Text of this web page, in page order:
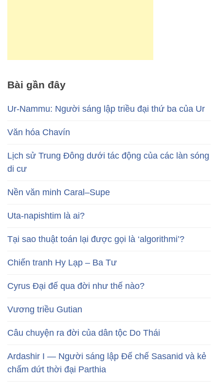
Bài gần đây
Ur-Nammu: Người sáng lập triều đại thứ ba của Ur
Văn hóa Chavín
Lịch sử Trung Đông dưới tác động của các làn sóng
di cư
Nền văn minh Caral–Supe
Uta-napishtim là ai?
Tại sao thuật toán lại được gọi là ‘algorithmi’?
Chiến tranh Hy Lạp – Ba Tư
Cyrus Đại đế qua đời như thế nào?
Vương triều Gutian
Câu chuyện ra đời của dân tộc Do Thái
Ardashir I — Người sáng lập Đế chế Sasanid và kẻ
chấm dứt thời đại Parthia